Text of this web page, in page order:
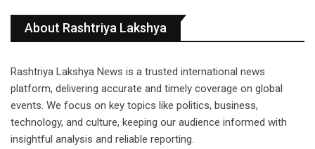
About Rashtriya Lakshya
Rashtriya Lakshya News is a trusted international news
platform, delivering accurate and timely coverage on global
events. We focus on key topics like politics, business,
technology, and culture, keeping our audience informed with
insightful analysis and reliable reporting.